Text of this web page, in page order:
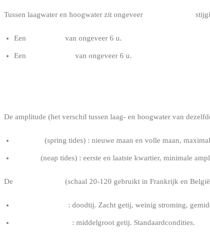
Tussen laagwater en hoogwater zit ongeveer
Een van ongeveer 6 u.
Een van ongeveer 6 u.
De amplitude (het verschil tussen laag- en hoogwater van
(spring tides) : nieuwe maan en volle maan,
(neap tides) : eerste en laatste kwartier, minimale
De (schaal 20-120 gebruikt in Frankrijk en
: doodtij. Zacht getij, weinig stroming,
: middelgroot getij. Standaardcondities.